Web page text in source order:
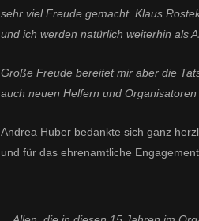
sehr viel Freude gemacht. Klaus
und ich werden natürlich weiterhin als
Große Freude bereitet mir aber die
auch neuen Helfern und
Andrea Huber bedankte sich ganz
und für das ehrenamtliche